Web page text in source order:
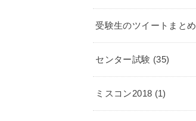
受験生のツイートまとめ
センター試験 (35)
ミスコン2018 (1)